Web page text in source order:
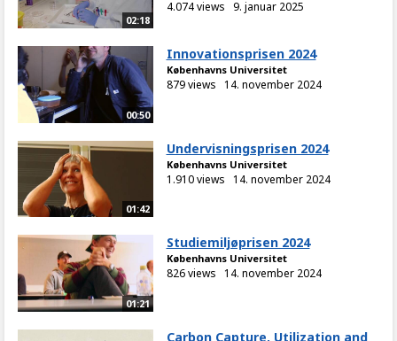
02:18
4.074 views 9. januar 2025
00:50
Innovationsprisen 2024
Københavns Universitet
879 views 14. november 2024
01:42
Undervisningsprisen 2024
Københavns Universitet
1.910 views 14. november 2024
01:21
Studiemiljøprisen 2024
Københavns Universitet
826 views 14. november 2024
Carbon Capture, Utilization and